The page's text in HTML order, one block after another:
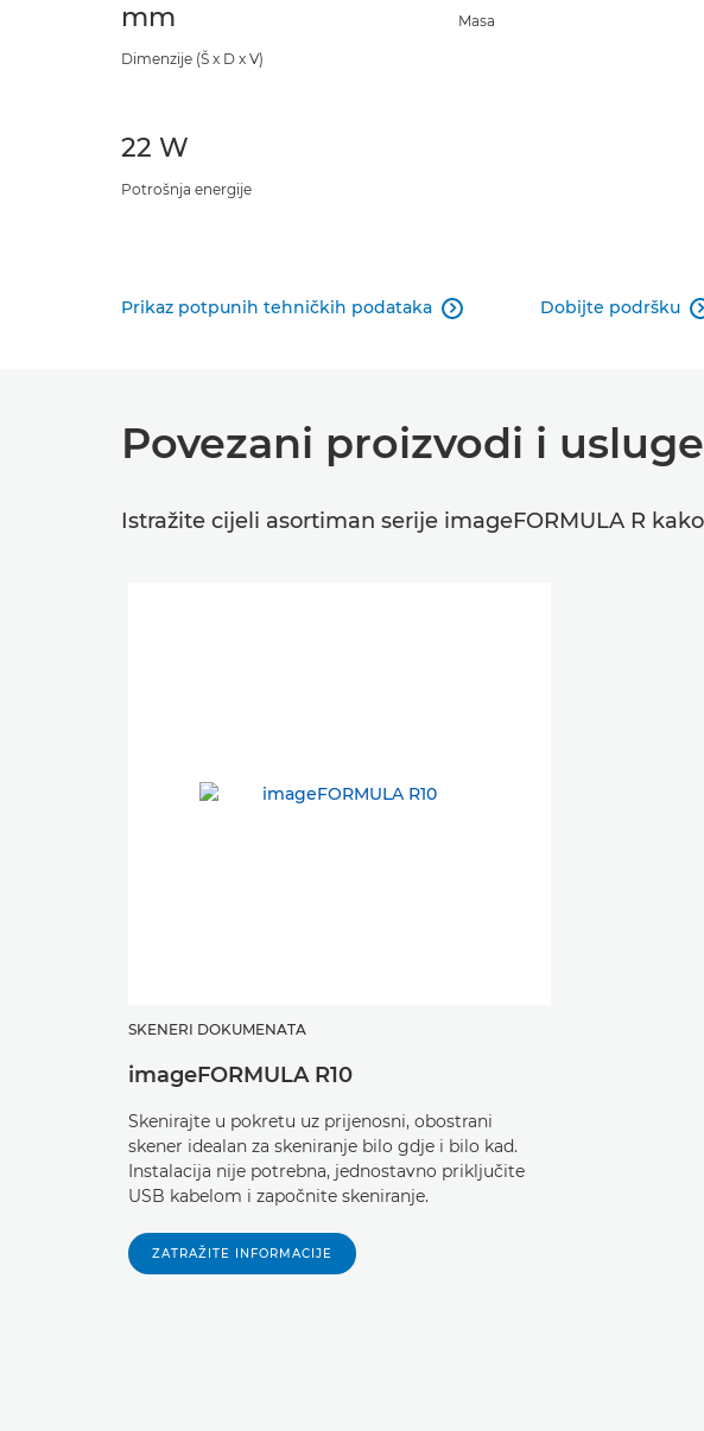
mm
Dimenzije (Š x D x V)
Masa
22 W
Potrošnja energije
Prikaz potpunih tehničkih podataka  Dobijte podršku 
Povezani proizvodi i usluge
Istražite cijeli asortiman serije imageFORMULA R
SKENERI DOKUMENATA
imageFORMULA R10
Skenirajte u pokretu uz prijenosni, obostrani
skener idealan za skeniranje bilo gdje i bilo kad.
Instalacija nije potrebna, jednostavno priključite
USB kabelom i započnite skeniranje.
ZATRAŽITE INFORMACIJE